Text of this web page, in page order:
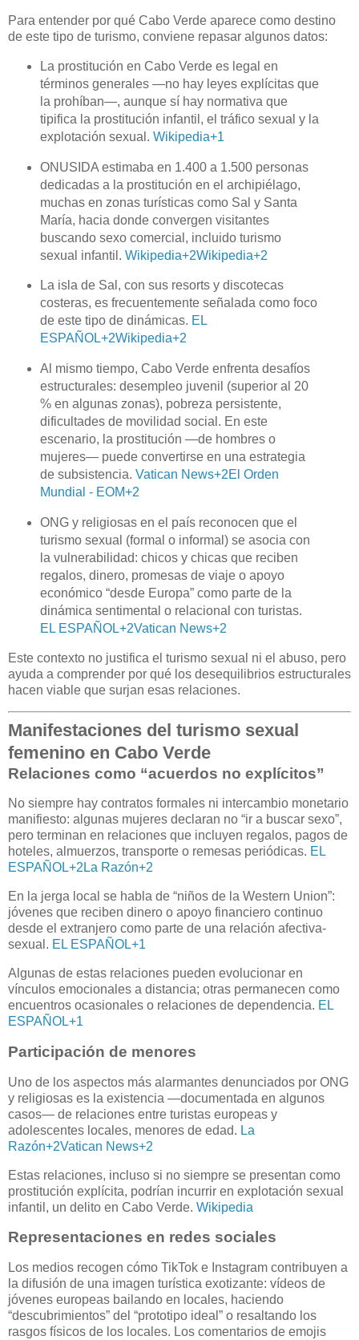
Para entender por qué Cabo Verde aparece como destino
de este tipo de turismo, conviene repasar algunos datos:
La prostitución en Cabo Verde es legal en
términos generales —no hay leyes explícitas que
la prohíban—, aunque sí hay normativa que
tipifica la prostitución infantil, el tráfico sexual y la
explotación sexual. Wikipedia+1
ONUSIDA estimaba en 1.400 a 1.500 personas
dedicadas a la prostitución en el archipiélago,
muchas en zonas turísticas como Sal y Santa
María, hacia donde convergen visitantes
buscando sexo comercial, incluido turismo
sexual infantil. Wikipedia+2Wikipedia+2
La isla de Sal, con sus resorts y discotecas
costeras, es frecuentemente señalada como foco
de este tipo de dinámicas. EL
ESPAÑOL+2Wikipedia+2
Al mismo tiempo, Cabo Verde enfrenta desafíos
estructurales: desempleo juvenil (superior al 20
% en algunas zonas), pobreza persistente,
dificultades de movilidad social. En este
escenario, la prostitución —de hombres o
mujeres— puede convertirse en una estrategia
de subsistencia. Vatican News+2El Orden
Mundial - EOM+2
ONG y religiosas en el país reconocen que el
turismo sexual (formal o informal) se asocia con
la vulnerabilidad: chicos y chicas que reciben
regalos, dinero, promesas de viaje o apoyo
económico “desde Europa” como parte de la
dinámica sentimental o relacional con turistas.
EL ESPAÑOL+2Vatican News+2
Este contexto no justifica el turismo sexual ni el abuso, pero
ayuda a comprender por qué los desequilibrios estructurales
hacen viable que surjan esas relaciones.
Manifestaciones del turismo sexual
femenino en Cabo Verde
Relaciones como “acuerdos no explícitos”
No siempre hay contratos formales ni intercambio monetario
manifiesto: algunas mujeres declaran no “ir a buscar sexo”,
pero terminan en relaciones que incluyen regalos, pagos de
hoteles, almuerzos, transporte o remesas periódicas. EL
ESPAÑOL+2La Razón+2
En la jerga local se habla de “niños de la Western Union”:
jóvenes que reciben dinero o apoyo financiero continuo
desde el extranjero como parte de una relación afectiva-
sexual. EL ESPAÑOL+1
Algunas de estas relaciones pueden evolucionar en
vínculos emocionales a distancia; otras permanecen como
encuentros ocasionales o relaciones de dependencia. EL
ESPAÑOL+1
Participación de menores
Uno de los aspectos más alarmantes denunciados por ONG
y religiosas es la existencia —documentada en algunos
casos— de relaciones entre turistas europeas y
adolescentes locales, menores de edad. La
Razón+2Vatican News+2
Estas relaciones, incluso si no siempre se presentan como
prostitución explícita, podrían incurrir en explotación sexual
infantil, un delito en Cabo Verde. Wikipedia
Representaciones en redes sociales
Los medios recogen cómo TikTok e Instagram contribuyen a
la difusión de una imagen turística exotizante: vídeos de
jóvenes europeas bailando en locales, haciendo
“descubrimientos” del “prototipo ideal” o resaltando los
rasgos físicos de los locales. Los comentarios de emojis